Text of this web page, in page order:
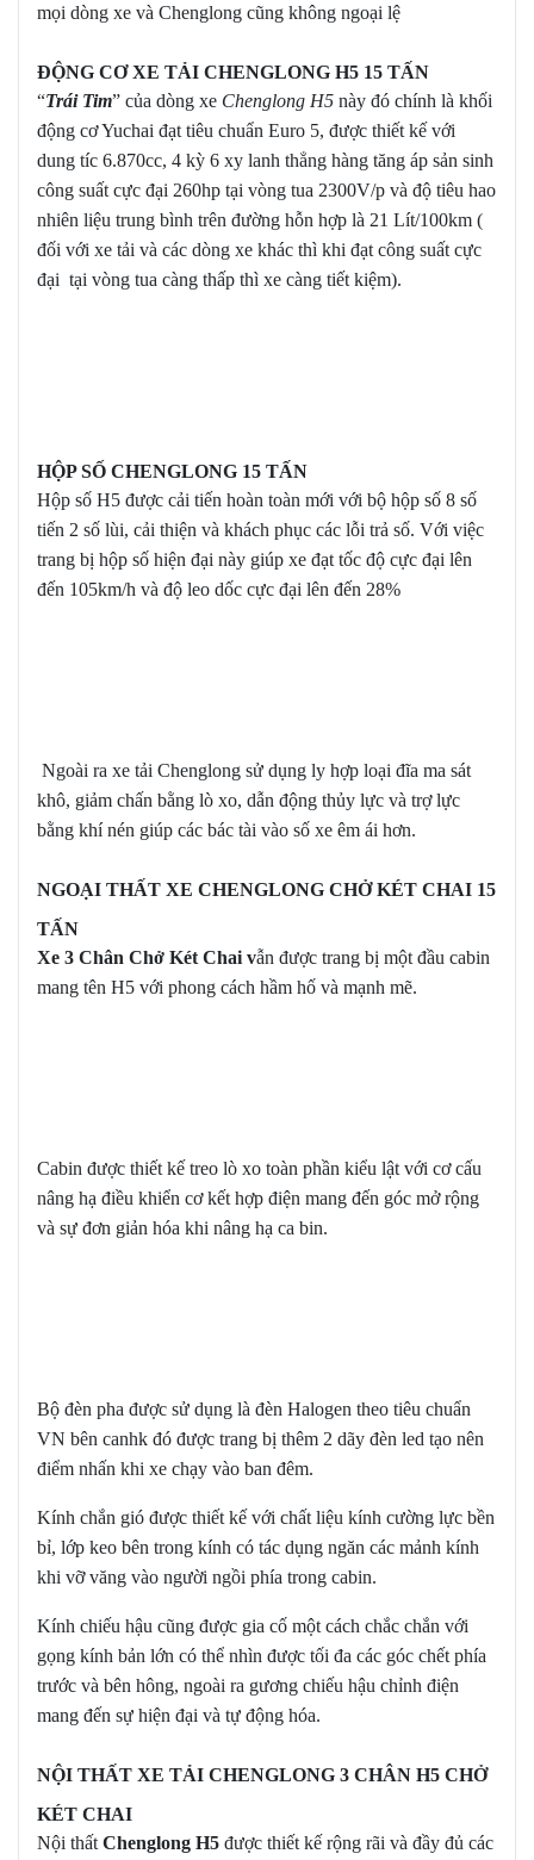
mọi dòng xe và Chenglong cũng không ngoại lệ
ĐỘNG CƠ XE TẢI CHENGLONG H5 15 TẤN
“Trái Tim” của dòng xe Chenglong H5 này đó chính là khối
động cơ Yuchai đạt tiêu chuẩn Euro 5, được thiết kế với
dung tíc 6.870cc, 4 kỳ 6 xy lanh thẳng hàng tăng áp sản sinh
công suất cực đại 260hp tại vòng tua 2300V/p và độ tiêu hao
nhiên liệu trung bình trên đường hỗn hợp là 21 Lít/100km (
đối với xe tải và các dòng xe khác thì khi đạt công suất cực
đại tại vòng tua càng thấp thì xe càng tiết kiệm).
HỘP SỐ CHENGLONG 15 TẤN
Hộp số H5 được cải tiến hoàn toàn mới với bộ hộp số 8 số
tiến 2 số lùi, cải thiện và khách phục các lỗi trả số. Với việc
trang bị hộp số hiện đại này giúp xe đạt tốc độ cực đại lên
đến 105km/h và độ leo dốc cực đại lên đến 28%
Ngoài ra xe tải Chenglong sử dụng ly hợp loại đĩa ma sát
khô, giảm chấn bằng lò xo, dẫn động thủy lực và trợ lực
bằng khí nén giúp các bác tài vào số xe êm ái hơn.
NGOẠI THẤT XE CHENGLONG CHỞ KÉT CHAI 15
TẤN
Xe 3 Chân Chở Két Chai vẫn được trang bị một đầu cabin
mang tên H5 với phong cách hầm hố và mạnh mẽ.
Cabin được thiết kế treo lò xo toàn phần kiểu lật với cơ cấu
nâng hạ điều khiển cơ kết hợp điện mang đến góc mở rộng
và sự đơn giản hóa khi nâng hạ ca bin.
Bộ đèn pha được sử dụng là đèn Halogen theo tiêu chuẩn
VN bên canhk đó được trang bị thêm 2 dãy đèn led tạo nên
điểm nhấn khi xe chạy vào ban đêm.
Kính chắn gió được thiết kế với chất liệu kính cường lực bền
bỉ, lớp keo bên trong kính có tác dụng ngăn các mảnh kính
khi vỡ văng vào người ngồi phía trong cabin.
Kính chiếu hậu cũng được gia cố một cách chắc chắn với
gọng kính bản lớn có thể nhìn được tối đa các góc chết phía
trước và bên hông, ngoài ra gương chiếu hậu chỉnh điện
mang đến sự hiện đại và tự động hóa.
NỘI THẤT XE TẢI CHENGLONG 3 CHÂN H5 CHỞ
KÉT CHAI
Nội thất Chenglong H5 được thiết kế rộng rãi và đầy đủ các